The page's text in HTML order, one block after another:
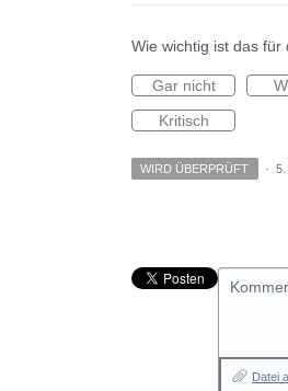
Wie wichtig ist das für
Gar nicht
Kritisch
WIRD ÜBERPRÜFT · 5.
Datei